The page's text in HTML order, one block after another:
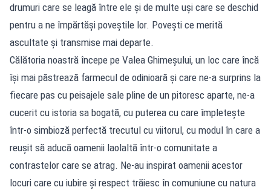
drumuri care se leagă între ele și de multe uși care se deschid
pentru a ne împărtăși poveștile lor. Povești ce merită
ascultate și transmise mai departe.
Călătoria noastră începe pe Valea Ghimeșului, un loc care încă
își mai păstrează farmecul de odinioară și care ne-a surprins la
fiecare pas cu peisajele sale pline de un pitoresc aparte, ne-a
cucerit cu istoria sa bogată, cu puterea cu care împletește
într-o simbioză perfectă trecutul cu viitorul, cu modul în care a
reușit să aducă oamenii laolaltă într-o comunitate a
contrastelor care se atrag. Ne-au inspirat oamenii acestor
locuri care cu iubire și respect trăiesc în comuniune cu natura